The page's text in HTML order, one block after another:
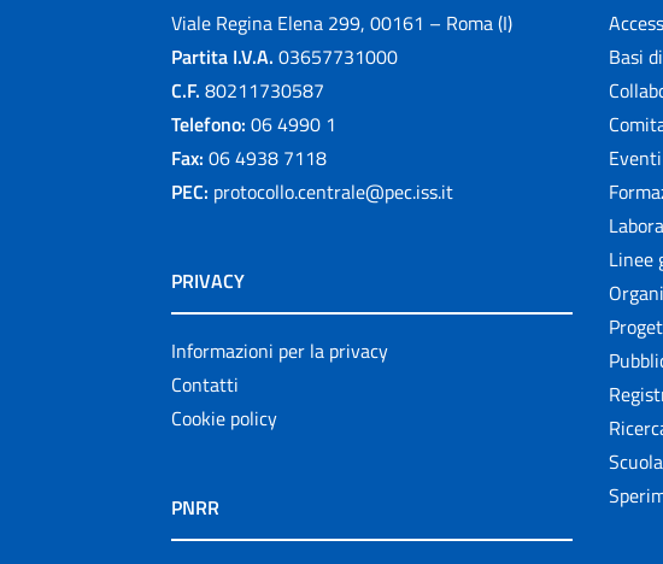
Viale Regina Elena 299, 00161 – Roma (I)
Partita I.V.A. 03657731000
C.F. 80211730587
Telefono: 06 4990 1
Fax: 06 4938 7118
PEC: protocollo.centrale@pec.iss.it
PRIVACY
Informazioni per la privacy
Contatti
Cookie policy
PNRR
Basi
Eventi
Linee
Scuola